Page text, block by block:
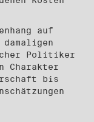
auf
Politiker
Charakter
bis